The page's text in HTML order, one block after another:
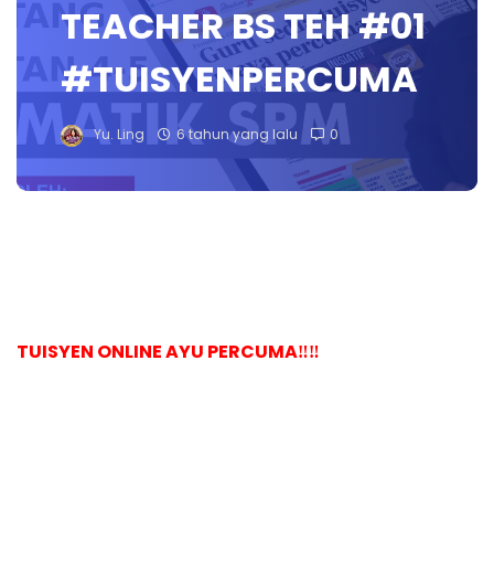
TEACHER BS TEH #01
#TUISYENPERCUMA
Yu. Ling 6 tahun yang lalu 0
TUISYEN ONLINE AYU PERCUMA‼️‼️